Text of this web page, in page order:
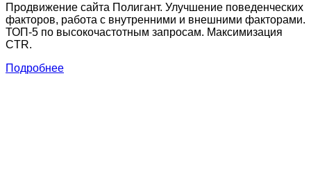
Продвижение сайта Полигант. Улучшение поведенческих
факторов, работа с внутренними и внешними факторами.
ТОП-5 по высокочастотным запросам. Максимизация
CTR.
Подробнее